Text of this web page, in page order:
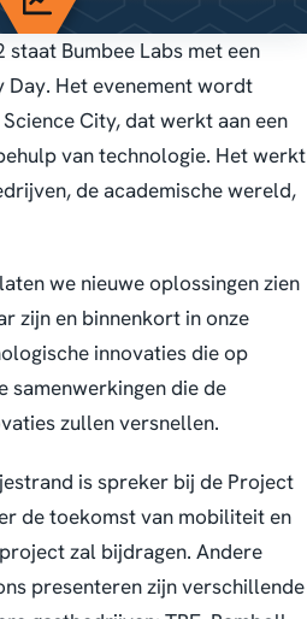
Bumbee Labs met een
Het evenement wordt
City, dat werkt aan een
van technologie. Het werkt
de academische wereld,
we nieuwe oplossingen zien
zijn en binnenkort in onze
innovaties die op
samenwerkingen die de
zullen versnellen.
is spreker bij de Project
de toekomst van mobiliteit en
zal bijdragen. Andere
presenteren zijn verschillende